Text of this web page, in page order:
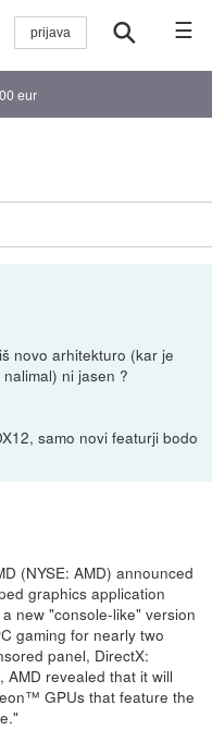
☰
eur
novo arhitekturo (kar je
ni jasen ?
samo novi featurji bodo
(NYSE: AMD) announced
graphics application
new "console-like" version
gaming for nearly two
panel, DirectX:
AMD revealed that it will
GPUs that feature the